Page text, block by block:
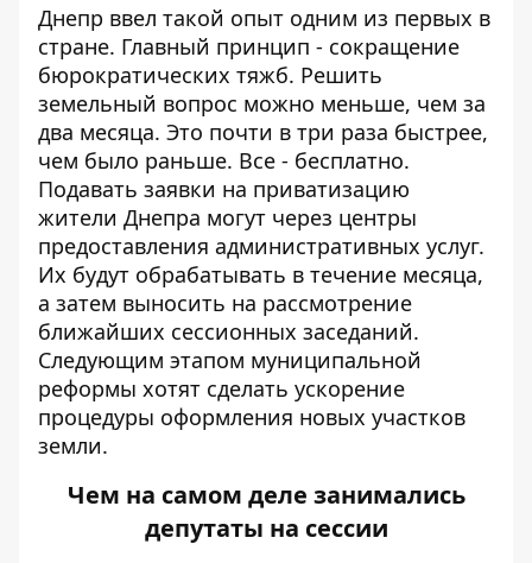
Днепр ввел такой опыт одним из первых в
стране. Главный принцип - сокращение
бюрократических тяжб. Решить
земельный вопрос можно меньше, чем за
два месяца. Это почти в три раза быстрее,
чем было раньше. Все - бесплатно.
Подавать заявки на приватизацию
жители Днепра могут через центры
предоставления административных услуг.
Их будут обрабатывать в течение месяца,
а затем выносить на рассмотрение
ближайших сессионных заседаний.
Следующим этапом муниципальной
реформы хотят сделать ускорение
процедуры оформления новых участков
земли.
Чем на самом деле занимались
депутаты на сессии